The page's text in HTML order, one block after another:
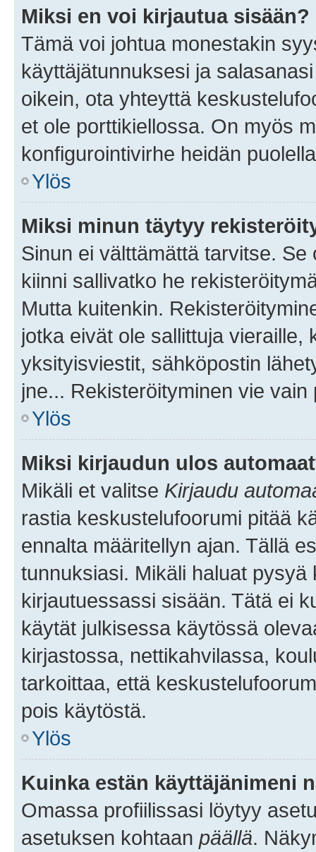
Miksi en voi kirjautua sisään?
Tämä voi johtua monestakin
käyttäjätunnuksesi ja
oikein, ota yhteyttä
et ole porttikiellossa. On myös
konfigurointivirhe heidän
Ylös
Miksi minun täytyy
Sinun ei välttämättä tarvitse.
kiinni sallivatko he
Mutta kuitenkin.
jotka eivät ole sallittuja vieraille,
yksityisviestit, sähköpostin
jne... Rekisteröityminen vie
Ylös
Miksi kirjaudun ulos
Mikäli et valitse Kirjaudu
rastia keskustelufoorumi pitää
ennalta määritellyn ajan. Tällä
tunnuksiasi. Mikäli haluat
kirjautuessassi sisään. Tätä ei
käytät julkisessa käytössä
kirjastossa, nettikahvilassa,
tarkoittaa, että
pois käytöstä.
Ylös
Kuinka estän käyttäjänimeni
Omassa profiilissasi löytyy
asetuksen kohtaan päällä.